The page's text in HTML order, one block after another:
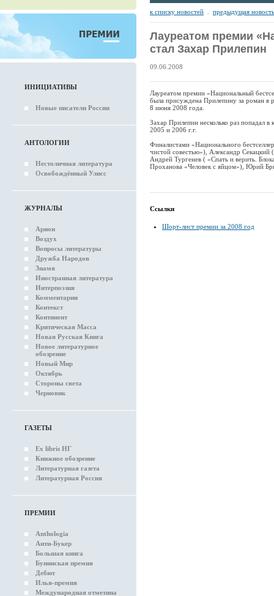
ИНИЦИАТИВЫ
Новые писатели России
АНТОЛОГИИ
Нестоличная литература
Освобождённый Улисс
ЖУРНАЛЫ
Арион
Воздух
Вопросы литературы
Дружба Народов
Знамя
Иностранная литература
Интерпоэзия
Комментарии
Контекст
Континент
Критическая Масса
Новая Русская Книга
Новое литературное
обозрение
Новый Мир
Октябрь
Стороны света
Черновик
ГАЗЕТЫ
Ex libris НГ
Книжное обозрение
Литературная газета
Литературная Россия
ПРЕМИИ
Anthologia
Анти-Букер
Большая книга
Бунинская премия
Дебют
Илья-премия
Международная отметина
к списку новостей предыдущая новость
Лауреатом премии
стал Захар Прилепин
09.06.2008
Лауреатом премии «Национальный
была присуждена Прилепину за роман в
8 июня 2008 года.
Захар Прилепин несколько раз попадал в
2005 и 2006 г.г.
Финалистами «Национального
чистой совестью»), Александр
Андрей Тургенев ( «Спать и верить.
Проханова «Человек с яйцом»), Юрий
Ссылки
Шорт-лист премии за 2008 год